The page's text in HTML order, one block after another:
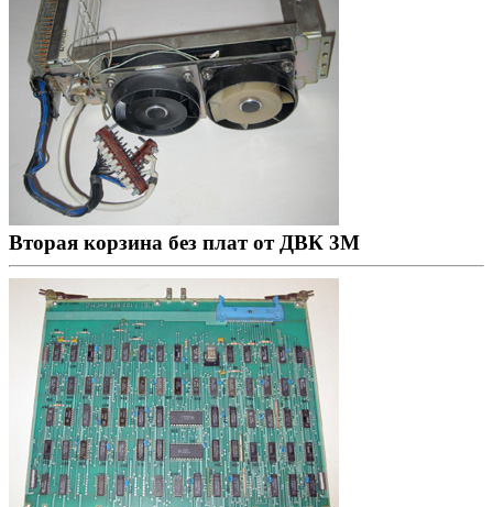
Вторая корзина без плат от ДВК 3М